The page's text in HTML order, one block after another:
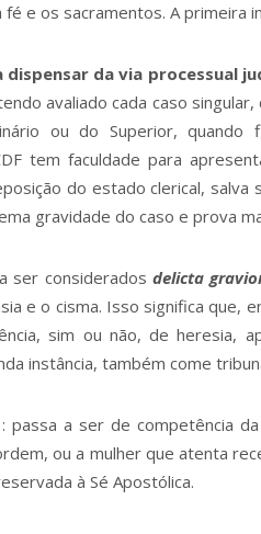
e os sacramentos. A primeira
dispensar da via processual
avaliado cada caso
ou do Superior, quando
tem faculdade para
do estado clerical,
gravidade do caso e prova
ser considerados delicta
e o cisma. Isso significa que,
sim ou não, de heresia,
instância, também come
: passa a ser de competência
ou a mulher que atenta
à Sé Apostólica.